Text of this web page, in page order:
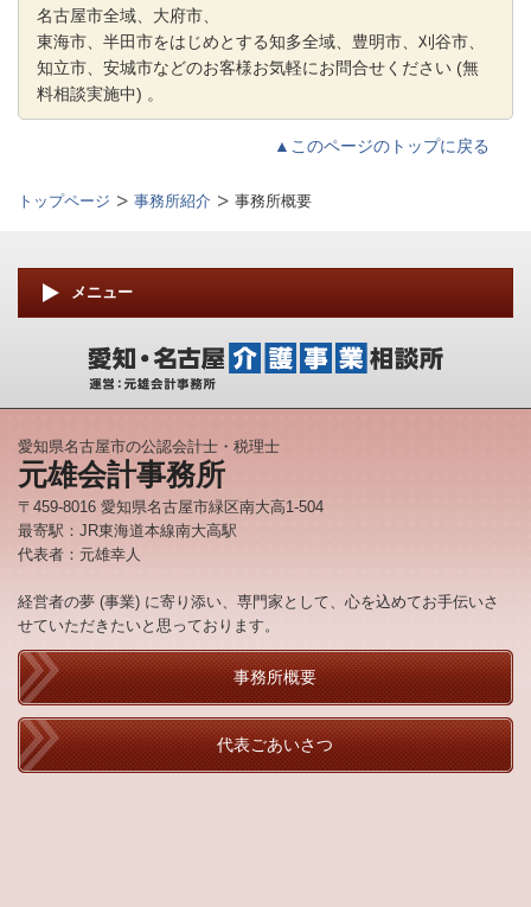
名古屋市全域、大府市、
東海市、半田市をはじめとする知多全域、豊明市、刈谷市、
知立市、安城市などのお客様お気軽にお問合せください (無
料相談実施中) 。
▲このページのトップに戻る
トップページ 事務所紹介 事務所概要
メニュー
愛知県名古屋市の公認会計士・税理士
元雄会計事務所
〒459-8016 愛知県名古屋市緑区南大高1-504
最寄駅：JR東海道本線南大高駅
代表者：元雄幸人
経営者の夢 (事業) に寄り添い、専門家として、心を込めてお手伝いさ
せていただきたいと思っております。
事務所概要
代表ごあいさつ